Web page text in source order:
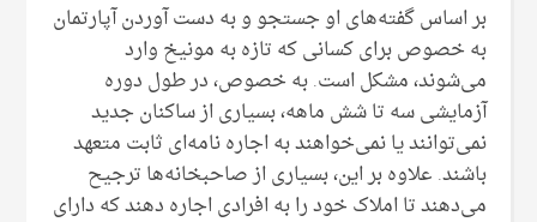
بر اساس گفته‌های او جستجو و به دست آوردن آپارتمان
به خصوص برای کسانی که تازه به مونیخ وارد
می‌شوند، مشکل است. به خصوص، در طول دوره
آزمایشی سه تا شش ماهه، بسیاری از ساکنان جدید
نمی‌توانند یا نمی‌خواهند به اجاره نامه‌ای ثابت متعهد
باشند. علاوه بر این، بسیاری از صاحبخانه‌ها ترجیح
می‌دهند تا املاک خود را به افرادی اجاره دهند که دارای